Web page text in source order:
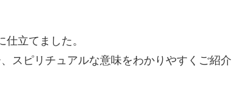
立てました。
スピリチュアルな意味をわかりやすくご紹介